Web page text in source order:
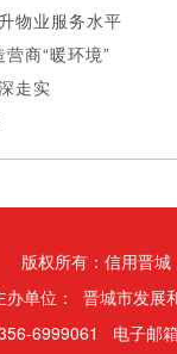
物业服务水平
商“暖环境”
走实
版权所有：信用晋
办单位： 晋城市发展
6999061 电子邮